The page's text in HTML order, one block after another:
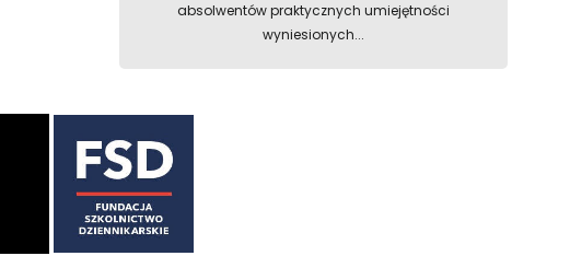
absolwentów praktycznych umiejętności
wyniesionych...